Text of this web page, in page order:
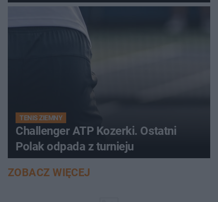
TENIS ZIEMNY
Challenger ATP Kozerki. Ostatni
Polak odpada z turnieju
ZOBACZ WIĘCEJ